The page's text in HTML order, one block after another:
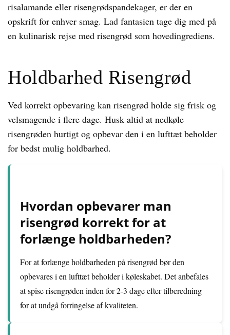
risalamande eller risengrødspandekager, er der en
opskrift for enhver smag. Lad fantasien tage dig med på
en kulinarisk rejse med risengrød som hovedingrediens.
Holdbarhed Risengrød
Ved korrekt opbevaring kan risengrød holde sig frisk og
velsmagende i flere dage. Husk altid at nedkøle
risengrøden hurtigt og opbevar den i en lufttæt beholder
for bedst mulig holdbarhed.
Hvordan opbevarer man
risengrød korrekt for at
forlænge holdbarheden?
For at forlænge holdbarheden på risengrød bør den
opbevares i en lufttæt beholder i køleskabet. Det anbefales
at spise risengrøden inden for 2-3 dage efter tilberedning
for at undgå forringelse af kvaliteten.